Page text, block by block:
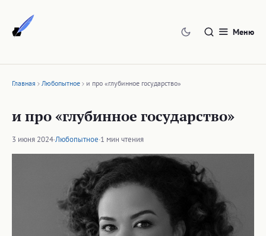
содержимому
Меню
Главная Любопытное и про «глубинное государство»
и про «глубинное государство»
3 июня 2024·Любопытное·1 мин чтения